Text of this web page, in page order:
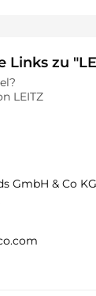
Links zu
LEITZ
GmbH & Co KG